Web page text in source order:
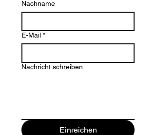
Nachname
E-Mail *
Nachricht schreiben
Einreichen